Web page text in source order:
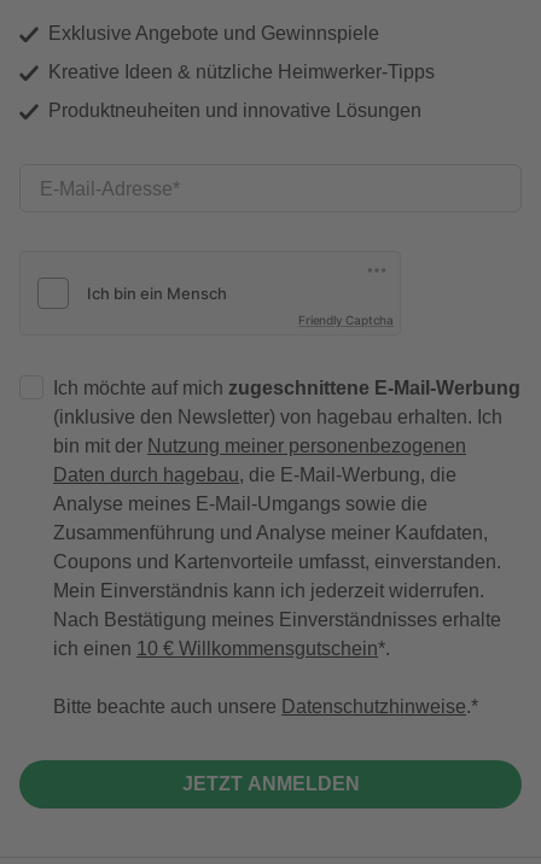
Exklusive Angebote und Gewinnspiele
Kreative Ideen & nützliche Heimwerker-Tipps
Produktneuheiten und innovative Lösungen
E-Mail-Adresse
Friendly Captcha
Ich möchte auf mich zugeschnittene E-Mail-Werbung
(inklusive den Newsletter) von hagebau erhalten. Ich
bin mit der Nutzung meiner personenbezogenen
Daten durch hagebau, die E-Mail-Werbung, die
Analyse meines E-Mail-Umgangs sowie die
Zusammenführung und Analyse meiner Kaufdaten,
Coupons und Kartenvorteile umfasst, einverstanden.
Mein Einverständnis kann ich jederzeit widerrufen.
Nach Bestätigung meines Einverständnisses erhalte
ich einen 10 € Willkommensgutschein*.
Bitte beachte auch unsere Datenschutzhinweise.
JETZT ANMELDEN